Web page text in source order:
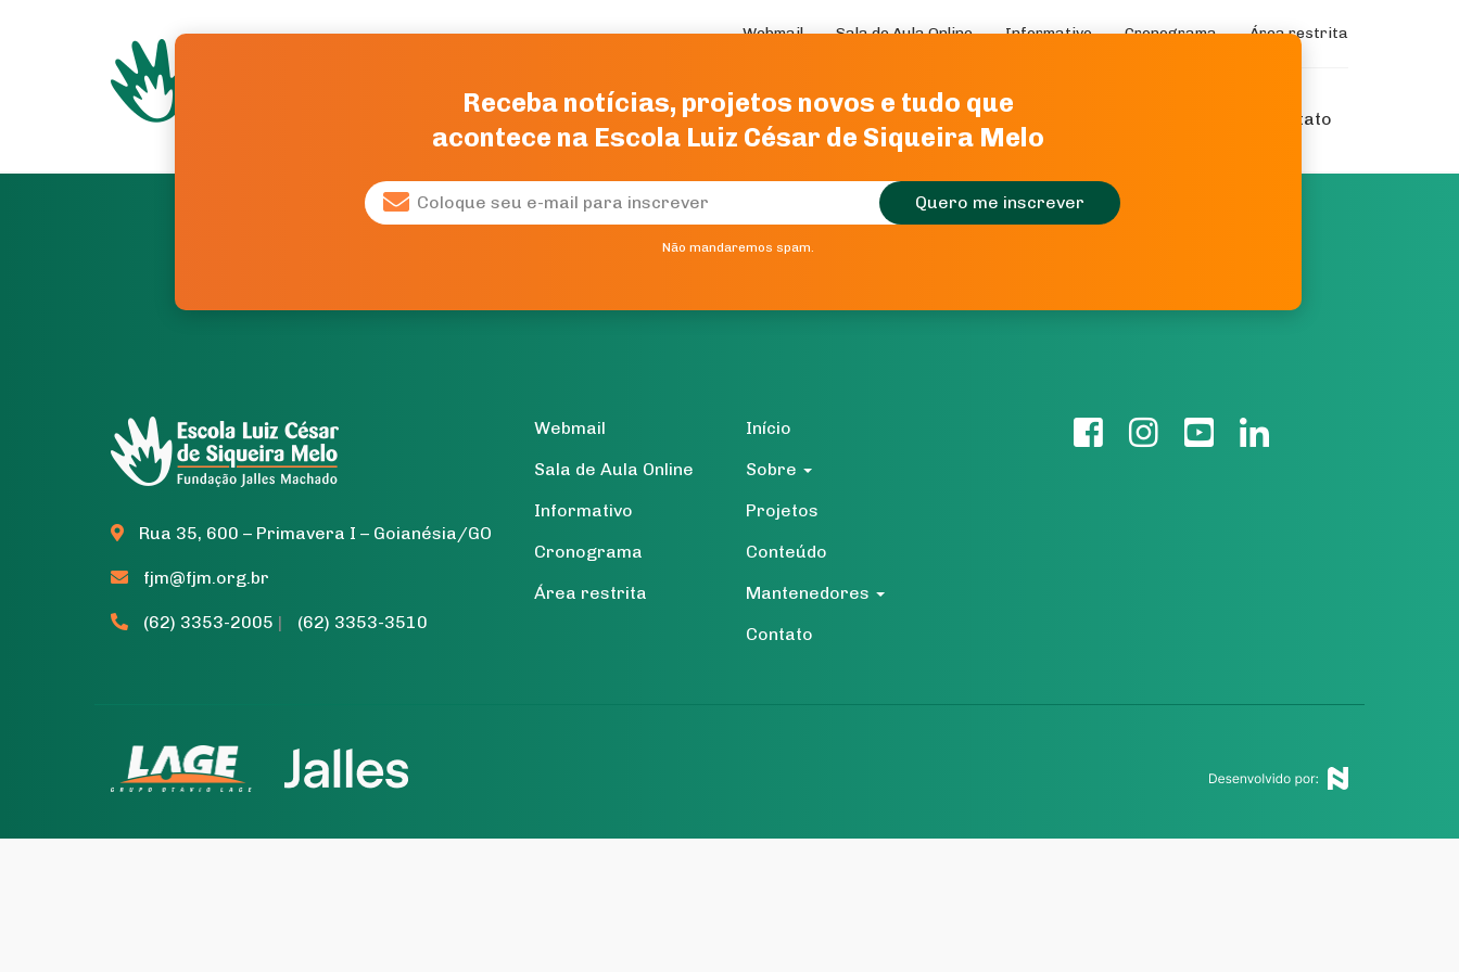
Webmail Sala de Aula Online Informativo Cronograma Área restrita
Início Sobre Projetos Conteúdo Contato
Receba notícias, projetos novos e tudo que
acontece na Escola Luiz César de Siqueira Melo
Quero me inscrever
Não mandaremos spam.
Rua 35, 600 – Primavera I – Goianésia/GO
fjm@fjm.org.br
(62) 3353-2005 | (62) 3353-3510
Webmail
Sala de Aula Online
Informativo
Cronograma
Área restrita
Início
Sobre
Projetos
Conteúdo
Mantenedores
Contato